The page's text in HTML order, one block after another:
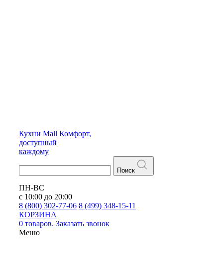
Кухни Mall Комфорт,
доступный
каждому
Поиск
ПН-ВС
с 10:00 до 20:00
8 (800) 302-77-06 8 (499) 348-15-11
КОРЗИНА
0 товаров. Заказать звонок
Меню